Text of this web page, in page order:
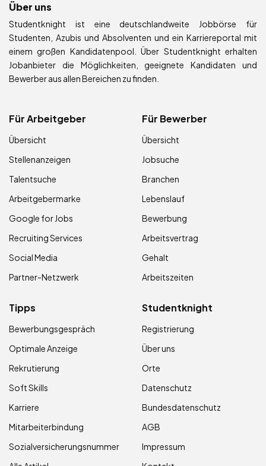
Über uns
Studentknight ist eine deutschlandweite Jobbörse für
Studenten, Azubis und Absolventen und ein Karriereportal mit
einem großen Kandidatenpool. Über Studentknight erhalten
Jobanbieter die Möglichkeiten, geeignete Kandidaten und
Bewerber aus allen Bereichen zu finden.
Für Arbeitgeber
Übersicht
Stellenanzeigen
Talentsuche
Arbeitgebermarke
Google for Jobs
Recruiting Services
Social Media
Partner-Netzwerk
Für Bewerber
Übersicht
Jobsuche
Branchen
Lebenslauf
Bewerbung
Arbeitsvertrag
Gehalt
Arbeitszeiten
Tipps
Bewerbungsgespräch
Optimale Anzeige
Rekrutierung
Soft Skills
Karriere
Mitarbeiterbindung
Sozialversicherungsnummer
Studentknight
Registrierung
Über uns
Orte
Datenschutz
Bundesdatenschutz
AGB
Impressum